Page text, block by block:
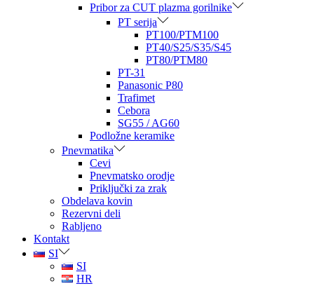
Pribor za CUT plazma gorilnike
PT serija
PT100/PTM100
PT40/S25/S35/S45
PT80/PTM80
PT-31
Panasonic P80
Trafimet
Cebora
SG55 / AG60
Podložne keramike
Pnevmatika
Cevi
Pnevmatsko orodje
Priključki za zrak
Obdelava kovin
Rezervni deli
Rabljeno
Kontakt
SI
SI
HR